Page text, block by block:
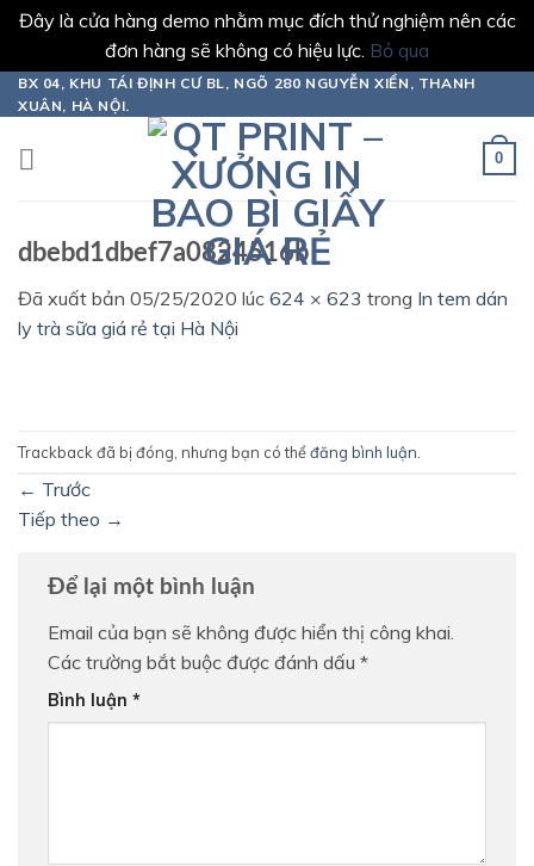
Đây là cửa hàng demo nhằm mục đích thử nghiệm nên các
đơn hàng sẽ không có hiệu lực. Bỏ qua
Chuyển
đến
nội
dung
BX 04, KHU TÁI ĐỊNH CƯ BL, NGÕ 280 NGUYỄN XIỂN, THANH
XUÂN, HÀ NỘI.
0
dbebd1dbef7a0824516b
Đã xuất bản 05/25/2020 lúc 624 × 623 trong In tem dán
ly trà sữa giá rẻ tại Hà Nội
Trackback đã bị đóng, nhưng bạn có thểđăng bình luận
← Trước
Tiếp theo →
Để lại một bình luận
Email của bạn sẽ không được hiển thị công khai.
Các trường bắt buộc được đánh dấu *
Bình luận *